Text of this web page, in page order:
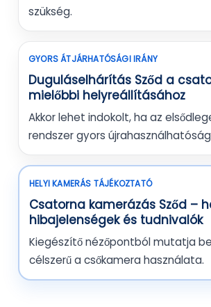
szükség.
GYORS ÁTJÁRHATÓSÁGI IRÁNY
Duguláselhárítás Sződ a
mielőbbi helyreállításához
Akkor lehet indokolt, ha az
rendszer gyors
HELYI KAMERÁS TÁJÉKOZTATÓ
Csatorna kamerázás Sződ –
hibajelenségek és tudnivalók
Kiegészítő nézőpontból mutatja
célszerű a csőkamera használata.